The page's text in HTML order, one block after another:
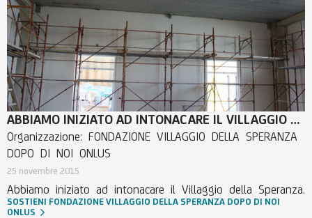
ABBIAMO INIZIATO AD INTONACARE IL VILLAGGIO DELLA SPERANZA.
Organizzazione: FONDAZIONE VILLAGGIO DELLA SPERANZA
DOPO DI NOI ONLUS
25 novembre 2015
Abbiamo iniziato ad intonacare il Villaggio della Speranza.
SOSTIENI FONDAZIONE VILLAGGIO DELLA SPERANZA DOPO DI NOI
ONLUS